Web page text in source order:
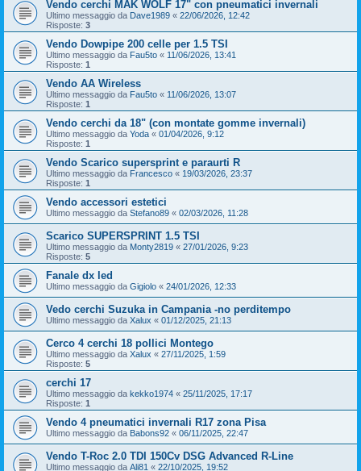
Vendo cerchi MAK WOLF 17" con pneumatici invernali
Ultimo messaggio da Dave1989 « 22/06/2026, 12:42
Risposte: 3
Vendo Dowpipe 200 celle per 1.5 TSI
Ultimo messaggio da Fau5to « 11/06/2026, 13:41
Risposte: 1
Vendo AA Wireless
Ultimo messaggio da Fau5to « 11/06/2026, 13:07
Risposte: 1
Vendo cerchi da 18" (con montate gomme invernali)
Ultimo messaggio da Yoda « 01/04/2026, 9:12
Risposte: 1
Vendo Scarico supersprint e paraurti R
Ultimo messaggio da Francesco « 19/03/2026, 23:37
Risposte: 1
Vendo accessori estetici
Ultimo messaggio da Stefano89 « 02/03/2026, 11:28
Scarico SUPERSPRINT 1.5 TSI
Ultimo messaggio da Monty2819 « 27/01/2026, 9:23
Risposte: 5
Fanale dx led
Ultimo messaggio da Gigiolo « 24/01/2026, 12:33
Vedo cerchi Suzuka in Campania -no perditempo
Ultimo messaggio da Xalux « 01/12/2025, 21:13
Cerco 4 cerchi 18 pollici Montego
Ultimo messaggio da Xalux « 27/11/2025, 1:59
Risposte: 5
cerchi 17
Ultimo messaggio da kekko1974 « 25/11/2025, 17:17
Risposte: 1
Vendo 4 pneumatici invernali R17 zona Pisa
Ultimo messaggio da Babons92 « 06/11/2025, 22:47
Vendo T-Roc 2.0 TDI 150Cv DSG Advanced R-Line
Ultimo messaggio da Ali81 « 22/10/2025, 19:52